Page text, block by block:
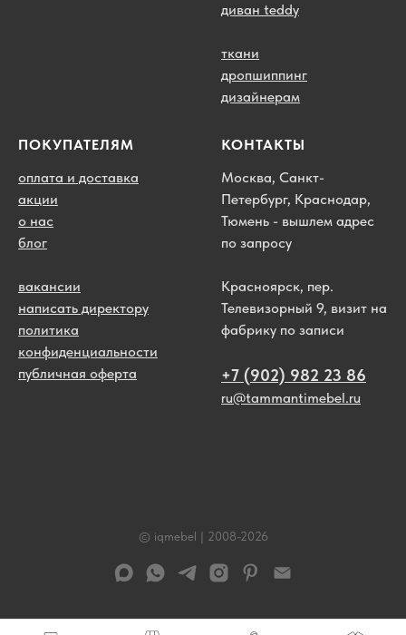
диван teddy
ткани
дропшиппинг
дизайнерам
ПОКУПАТЕЛЯМ
оплата и доставка
акции
о нас
блог
вакансии
написать директору
политика
конфиденциальности
публичная оферта
КОНТАКТЫ
Москва, Санкт-
Петербург, Краснодар,
Тюмень - вышлем адрес
по запросу
Красноярск, пер.
Телевизорный 9, визит на
фабрику по записи
+7 (902) 982 23 86
ru@tammantimebel.ru
© iqmebel | 2008-2026